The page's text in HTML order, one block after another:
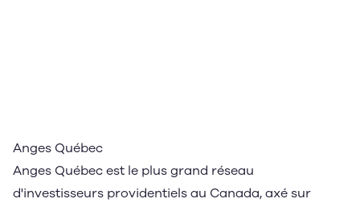
Anges Québec
Anges Québec est le plus grand réseau
d'investisseurs providentiels au Canada, axé sur